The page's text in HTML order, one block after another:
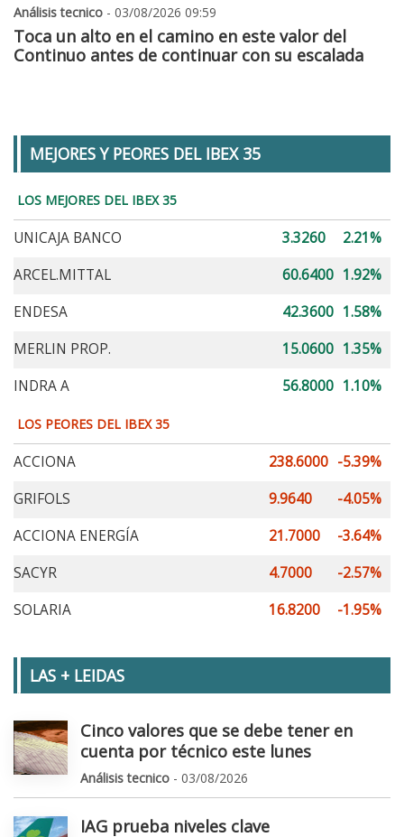
Análisis tecnico - 03/08/2026 09:59
Toca un alto en el camino en este valor del
Continuo antes de continuar con su escalada
MEJORES Y PEORES DEL IBEX 35
LOS MEJORES DEL IBEX 35
UNICAJA BANCO 3.3260
2.21%
ARCEL.MITTAL
60.6400 1.92%
ENDESA
42.3600 1.58%
MERLIN PROP.
15.0600 1.35%
INDRA A
56.8000 1.10%
LOS PEORES DEL IBEX 35
ACCIONA 238.6000 -5.39%
GRIFOLS
9.9640
-4.05%
ACCIONA ENERGÍA
21.7000
-3.64%
SACYR
4.7000
-2.57%
SOLARIA
16.8200 -1.95%
LAS + LEIDAS
Cinco valores que se debe tener en
cuenta por técnico este lunes
Análisis tecnico - 03/08/2026
IAG prueba niveles clave